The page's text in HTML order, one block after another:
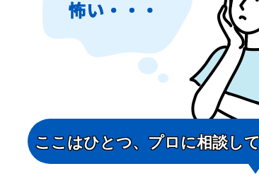
ここはひとつ、 プロに相談し